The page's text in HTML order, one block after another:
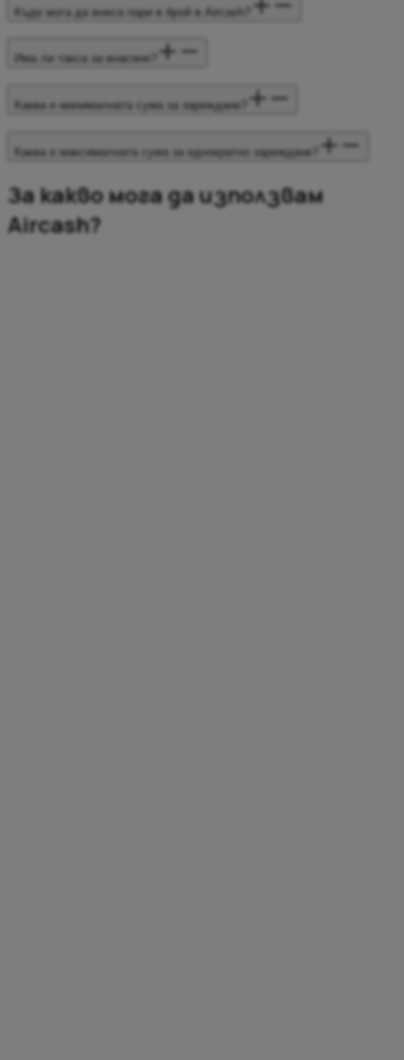
Къде мога да внеса пари в брой в Aircash?
Има ли такса за внасяне?
Каква е минималната сума за зареждане?
Каква е максималната сума за еднократно зареждане?
За какво мога да използвам
Aircash?